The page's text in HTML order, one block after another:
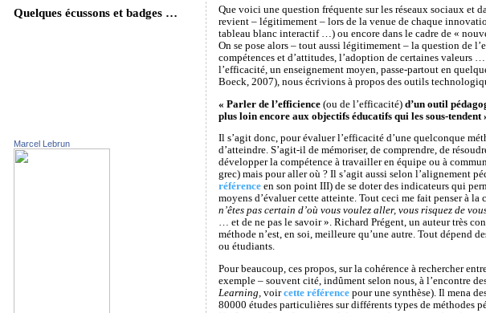
Quelques écussons et badges …
Marcel Lebrun
Que voici une question fréquente sur les réseaux sociaux et
revient – légitimement – lors de la venue de chaque
tableau blanc interactif …) ou encore dans le cadre de «
On se pose alors – tout aussi légitimement – la question de
compétences et d’attitudes, l’adoption de certaines valeurs
l’efficacité, un enseignement moyen, passe-partout en
Boeck, 2007), nous écrivions à propos des outils
« Parler de l’efficience (ou de l’efficacité)d’un outil
plus loin encore aux objectifs éducatifs qui les sous-tendent
Il s’agit donc, pour évaluer l’efficacité d’une quelconque
d’atteindre. S’agit-il de mémoriser, de comprendre, de
développer la compétence à travailler en équipe ou à
grec) mais pour aller où ? Il s’agit aussi selon l’alignement
référenceen son point III) de se doter des indicateurs qui
moyens d’évaluer cette atteinte. Tout ceci me fait penser à
n’êtes pas certain d’où vous voulez aller, vous risquez de
… et de ne pas le savoir ». Richard Prégent, un auteur très
méthode n’est, en soi, meilleure qu’une autre. Tout dépend
ou étudiants.
Pour beaucoup, ces propos, sur la cohérence à rechercher
exemple – souvent cité, indûment selon nous, à l’encontre
Learning, voircette référencepour une synthèse). Il mena
80000 études particulières sur différents types de méthodes